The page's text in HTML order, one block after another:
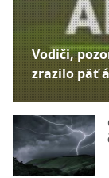
Vodiči,
zrazilo päť